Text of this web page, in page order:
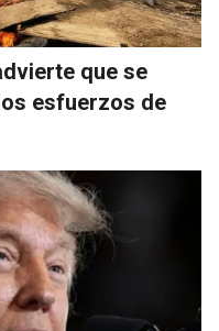
que se
esfuerzos de